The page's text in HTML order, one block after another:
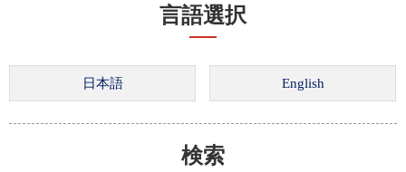
言語選択
検索